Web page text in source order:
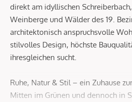
direkt am idyllischen
Weinberge und Wälder des 19.
architektonisch anspruchsvolle
stilvolles Design, höchste
ihresgleichen sucht.
Ruhe, Natur & Stil – ein Zuhause
Mitten im Grünen und dennoch in